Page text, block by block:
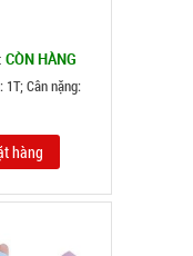
CÒN HÀNG
, Cân nặng :
hàng